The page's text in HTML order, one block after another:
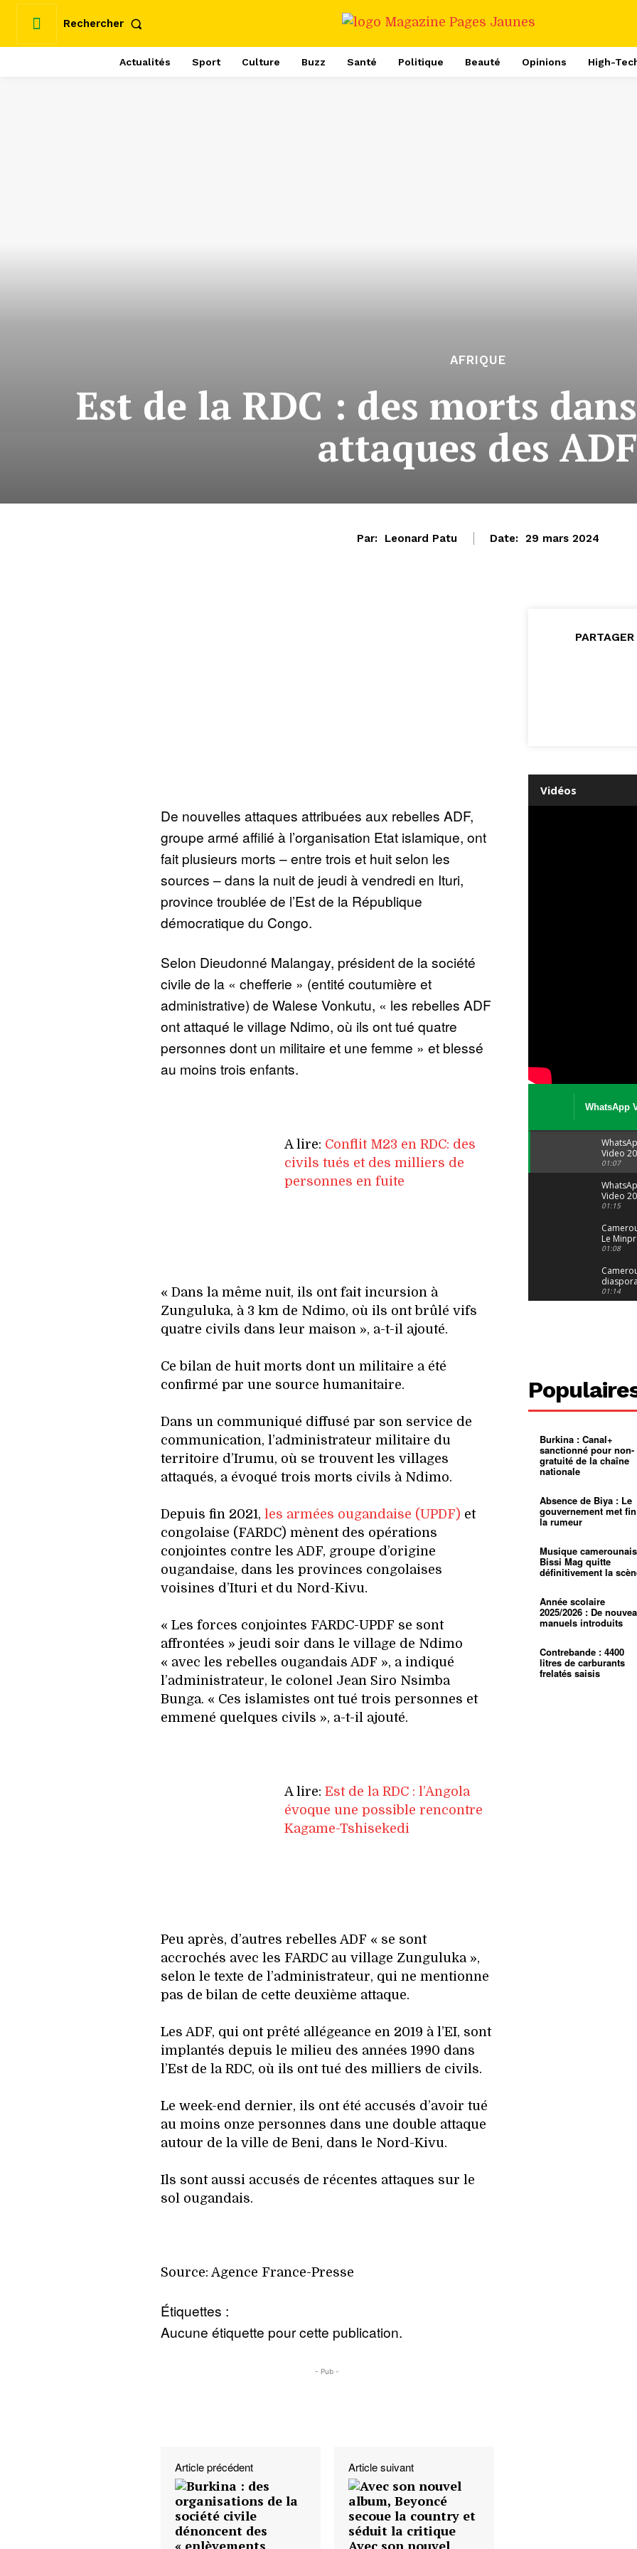
Rechercher
Actualités Sport Culture Buzz Santé Politique Beauté Opinions High-
AFRIQUE
Est de la RDC : des morts
attaques des ADF
Par: Leonard Patu Date: 29 mars 2024
De nouvelles attaques attribuées aux rebelles ADF,
groupe armé affilié à l’organisation Etat islamique, ont
fait plusieurs morts – entre trois et huit selon les
sources – dans la nuit de jeudi à vendredi en Ituri,
province troublée de l’Est de la République
démocratique du Congo.
Selon Dieudonné Malangay, président de la société
civile de la « chefferie » (entité coutumière et
administrative) de Walese Vonkutu, « les rebelles ADF
ont attaqué le village Ndimo, où ils ont tué quatre
personnes dont un militaire et une femme » et blessé
au moins trois enfants.
A lire: Conflit M23 en RDC: des
civils tués et des milliers de
personnes en fuite
« Dans la même nuit, ils ont fait incursion à
Zunguluka, à 3 km de Ndimo, où ils ont brûlé vifs
quatre civils dans leur maison », a-t-il ajouté.
Ce bilan de huit morts dont un militaire a été
confirmé par une source humanitaire.
Dans un communiqué diffusé par son service de
communication, l’administrateur militaire du
territoire d’Irumu, où se trouvent les villages
attaqués, a évoqué trois morts civils à Ndimo.
Depuis fin 2021, les armées ougandaise (UPDF) et
congolaise (FARDC) mènent des opérations
conjointes contre les ADF, groupe d’origine
ougandaise, dans les provinces congolaises
voisines d’Ituri et du Nord-Kivu.
« Les forces conjointes FARDC-UPDF se sont
affrontées » jeudi soir dans le village de Ndimo
« avec les rebelles ougandais ADF », a indiqué
l’administrateur, le colonel Jean Siro Nsimba
Bunga. « Ces islamistes ont tué trois personnes et
emmené quelques civils », a-t-il ajouté.
A lire: Est de la RDC : l’Angola
évoque une possible rencontre
Kagame-Tshisekedi
Peu après, d’autres rebelles ADF « se sont
accrochés avec les FARDC au village Zunguluka »,
selon le texte de l’administrateur, qui ne mentionne
pas de bilan de cette deuxième attaque.
Les ADF, qui ont prêté allégeance en 2019 à l’EI, sont
implantés depuis le milieu des années 1990 dans
l’Est de la RDC, où ils ont tué des milliers de civils.
Le week-end dernier, ils ont été accusés d’avoir tué
au moins onze personnes dans une double attaque
autour de la ville de Beni, dans le Nord-Kivu.
Ils sont aussi accusés de récentes attaques sur le
sol ougandais.
Source: Agence France-Presse
Étiquettes :
Aucune étiquette pour cette publication.
- Pub -
Article précédent Article suivant
Vidéos
WhatsApp
Video
04 at 15
01:07
Video
29 at 12
01:15
Le
alerte
jeunes
01:08
suivra-t-
l’appel
01:14
400 000
pasteur
L’État
d’or
Entre
mentale
01:12
à
mettra-
01:12
Mouelle
dernier
voyage
Burkina : Canal+
sanctionné pour non-
gratuité de la chaîne
nationale
Absence de Biya : Le
gouvernement met
la rumeur
Musique
Bissi Mag quitte
définitivement la
Année scolaire
2025/2026 : De
manuels introduits
Contrebande : 4400
litres de carburants
frelatés saisis